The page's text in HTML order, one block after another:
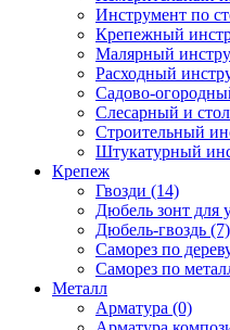
Инструмент по
Крепежный
Малярный
Расходный
Садово-
Слесарный и
Строительный
Штукатурный
Крепеж
Гвозди (14)
Дюбель зонт для
Дюбель-гвоздь (7)
Саморез по
Саморез по
Металл
Арматура (0)